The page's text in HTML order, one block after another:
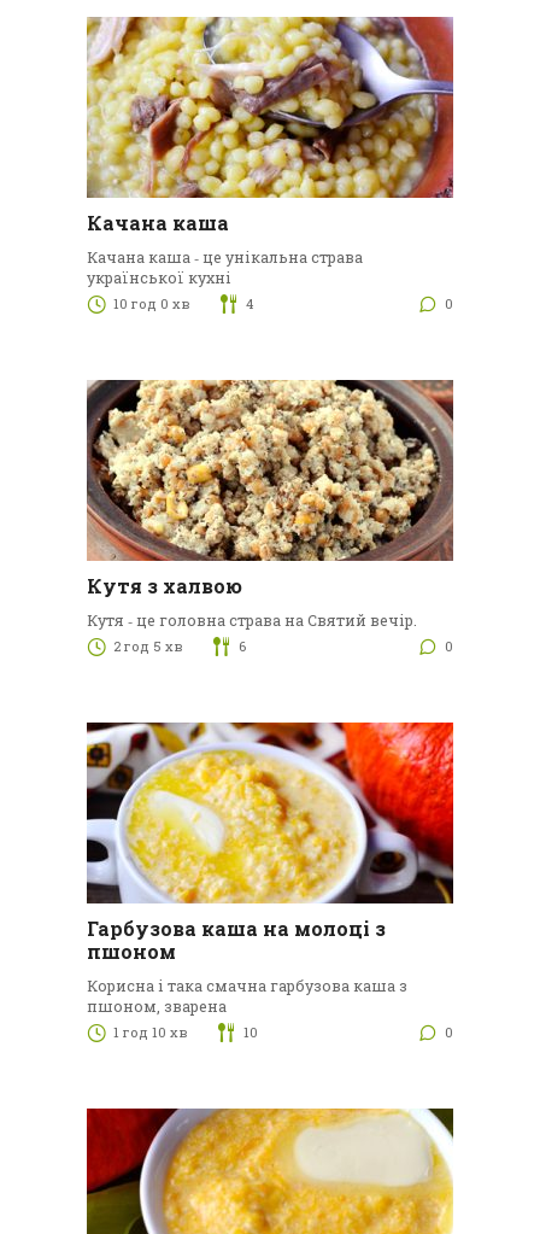
Качана каша
Качана каша ‑ це унікальна страва
української кухні
10 год 0 хв 4 0
Кутя з халвою
Кутя ‑ це головна страва на Святий вечір.
2 год 5 хв 6 0
Гарбузова каша на молоці з
пшоном
Корисна і така смачна гарбузова каша з
пшоном, зварена
1 год 10 хв 10 0